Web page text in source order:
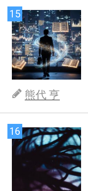
15
熊代 亨
16